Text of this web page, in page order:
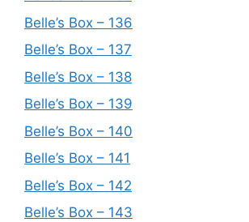
Belle’s Box – 136
Belle’s Box – 137
Belle’s Box – 138
Belle’s Box – 139
Belle’s Box – 140
Belle’s Box – 141
Belle’s Box – 142
Belle’s Box – 143